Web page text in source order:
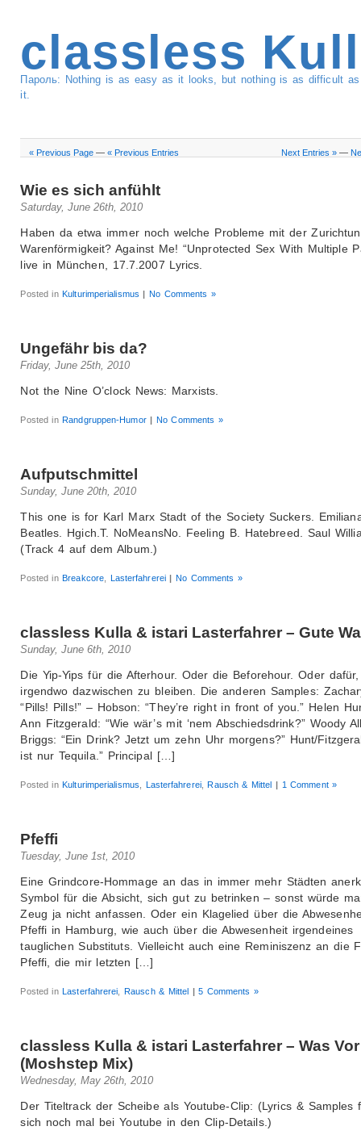
classless
Пароль: Nothing is as easy as it looks, but nothing is as difficult
it.
« Previous Page —« Previous Entries Next Entries »—
Wie es sich anfühlt
Saturday, June 26th, 2010
Haben da etwa immer noch welche Probleme mit der
Warenförmigkeit? Against Me! “Unprotected Sex With Multiple
live in München, 17.7.2007 Lyrics.
Posted inKulturimperialismus | No Comments »
Ungefähr bis da?
Friday, June 25th, 2010
Not the Nine O’clock News: Marxists.
Posted inRandgruppen-Humor | No Comments »
Aufputschmittel
Sunday, June 20th, 2010
This one is for Karl Marx Stadt of the Society Suckers.
Beatles. Hgich.T. NoMeansNo. Feeling B. Hatebreed. Saul
(Track 4 auf dem Album.)
Posted inBreakcore Lasterfahrerei | No Comments »
classless Kulla & istari Lasterfahrer – Gute
Sunday, June 6th, 2010
Die Yip-Yips für die Afterhour. Oder die Beforehour. Oder
irgendwo dazwischen zu bleiben. Die anderen Samples:
“Pills! Pills!” – Hobson: “They’re right in front of you.” Helen
Ann Fitzgerald: “Wie wär’s mit ‘nem Abschiedsdrink?” Woody
Briggs: “Ein Drink? Jetzt um zehn Uhr morgens?” Hunt/
ist nur Tequila.” Principal […]
Posted inKulturimperialismus Lasterfahrerei,Rausch & Mittel | 1 Comment »
Pfeffi
Tuesday, June 1st, 2010
Eine Grindcore-Hommage an das in immer mehr Städten
Symbol für die Absicht, sich gut zu betrinken – sonst würde
Zeug ja nicht anfassen. Oder ein Klagelied über die
Pfeffi in Hamburg, wie auch über die Abwesenheit irgendeines
tauglichen Substituts. Vielleicht auch eine Reminiszenz an die
Pfeffi, die mir letzten […]
Posted inLasterfahrerei ,Rausch & Mittel | 5 Comments »
classless Kulla & istari Lasterfahrer – Was Vor
(Moshstep Mix)
Wednesday, May 26th, 2010
Der Titeltrack der Scheibe als Youtube-Clip: (Lyrics & Samples
sich noch mal bei Youtube in den Clip-Details.)